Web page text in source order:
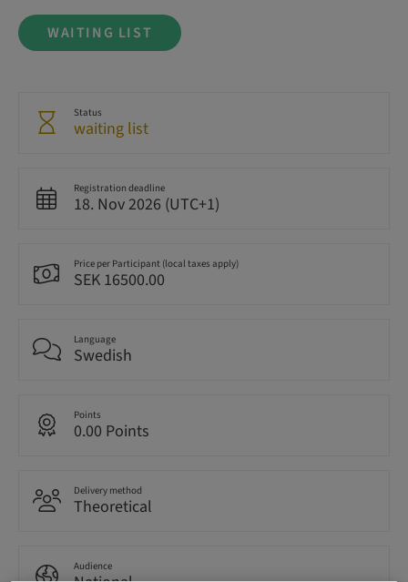
WAITING LIST
Status
waiting list
Registration deadline
18. Nov 2026 (UTC+1)
Price per Participant (local taxes apply)
SEK 16500.00
Language
Swedish
Points
0.00 Points
Delivery method
Theoretical
Audience